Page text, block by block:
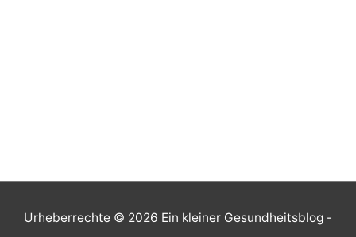
Urheberrechte © 2026 Ein kleiner Gesundheitsblog -